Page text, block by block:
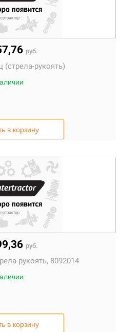
руб.
(стрела-рукоять)
в корзину
руб.
рукоять, 8092014
в корзину